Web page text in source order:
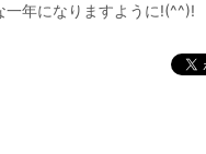
一年になりますように!(^^)!